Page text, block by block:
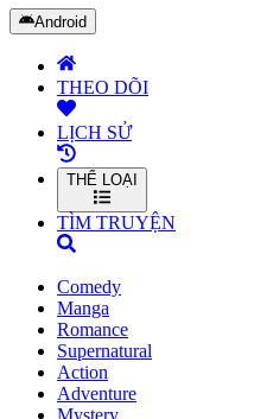
Android
THEO DÕI
LỊCH SỬ
THỂ LOẠI
TÌM TRUYỆN
Comedy
Manga
Romance
Supernatural
Action
Adventure
Mystery